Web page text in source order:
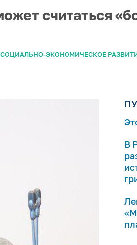
считаться
СОЦИАЛЬНО-ЭКОНОМИЧЕСКОЕ
В